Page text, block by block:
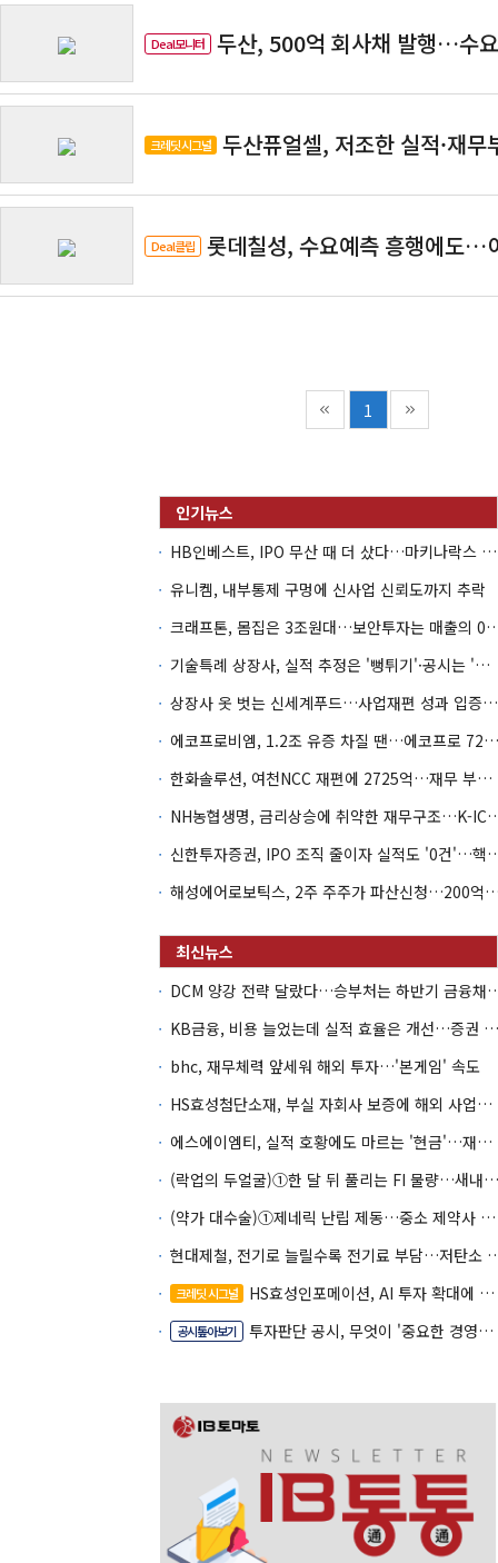
Deal모니터 두산, 500억 회사채 발행…수
크레딧 시그널 두산퓨얼셀, 저조한 실적·재
Deal클립 롯데칠성, 수요예측 흥행에도…
1
HB인베스트, IPO 무산 때 더 샀다…마키나락스 투자 2.7배 회수
유니켐, 내부통제 구멍에 신사업 신뢰도까지 추락
크래프톤, 몸집은 3조원대…
기술특례 상장사, 실적 추정은 '뻥튀기'·공시는 '누락'
상장사 옷 벗는 신세계푸드…사업재편 성과 입증할까
에코프로비엠, 1.2조 유증 차질 땐…에코프로 7270억 '독박'
한화솔루션, 여천NCC 재편에 2725억…재무 부담 커지나
NH농협생명, 금리상승에 취
신한투자증권, IPO 조직 줄
해성에어로보틱스, 2주 주주가 파산
DCM 양강 전략 달랐다
KB금융, 비용 늘었는데 실적 효율은 개선…증권 호황 효과
bhc, 재무체력 앞세워 해외 투자…'본게임' 속도
HS효성첨단소재, 부실 자회사 보증에 해외 사업까지…부담 '가중'
에스에이엠티, 실적 호황에도 마르는 '현금'…재고·달러빚 부담 확대
(락업의 두얼굴)①한 달 뒤 풀리는 FI 물량…새내기주 오버행 경계
(약가 대수술)①제네릭 난립 제동…중소 제약사 수익성 비상
현대제철, 전기로 늘릴수록
크레딧 시그널 HS효성인포메이션, AI 투자 확대에 실적 체력 강화
공시톺아보기 투자판단 공시, 무엇이 '중요한 경영사항'일까